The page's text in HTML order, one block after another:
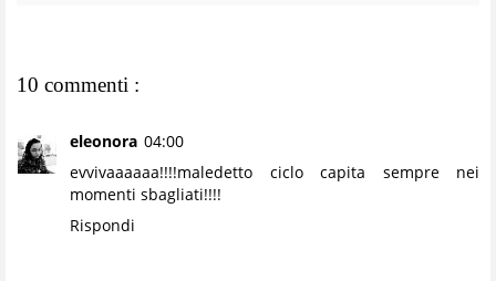
10 commenti :
eleonora 04:00
evvivaaaaaa!!!!maledetto ciclo capita sempre nei
momenti sbagliati!!!!
Rispondi